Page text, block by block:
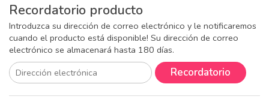
Recordatorio producto
Introduzca su dirección de correo electrónico y le notificaremos
cuando el producto está disponible! Su dirección de correo
electrónico se almacenará hasta 180 días.
Recordatorio